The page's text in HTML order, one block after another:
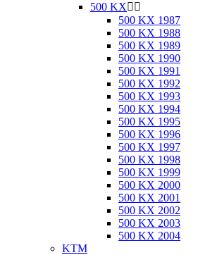
500 KX 
500 KX 1987
500 KX 1988
500 KX 1989
500 KX 1990
500 KX 1991
500 KX 1992
500 KX 1993
500 KX 1994
500 KX 1995
500 KX 1996
500 KX 1997
500 KX 1998
500 KX 1999
500 KX 2000
500 KX 2001
500 KX 2002
500 KX 2003
500 KX 2004
KTM